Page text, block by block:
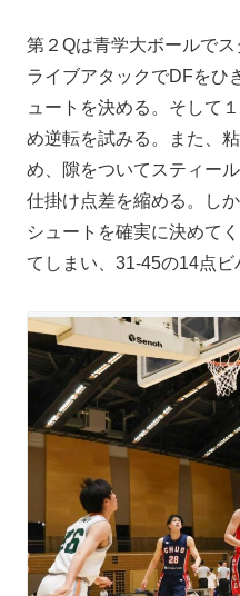
第２Qは青学大ボールで
ライブアタックでDFをひ
ュートを決める。そして
め逆転を試みる。また、
め、隙をついてスティー
仕掛け点差を縮める。し
シュートを確実に決めて
てしまい、31-45の14点ビ